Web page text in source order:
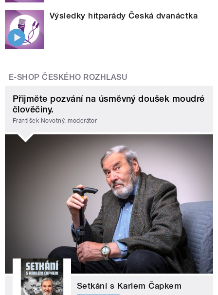
Výsledky hitparády Česká dvanáctka
E-SHOP ČESKÉHO ROZHLASU
Přijměte pozvání na úsměvný doušek moudré
člověčiny.
František Novotný, moderátor
Setkání s Karlem Čapkem